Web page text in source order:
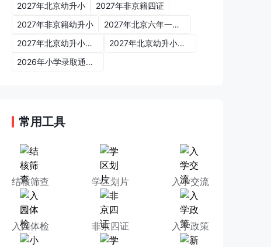
2027年北京幼升小
2027年非京籍四证
2027年非京籍幼升小
2027年北京六年一学位政策
2027年北京幼升小六年一学位政策
2027年北京幼升小入学政策
2026年小学录取通知书
常用工具
结核筛查 学区划片 入学交流
入园体检 非京四证 入学政策